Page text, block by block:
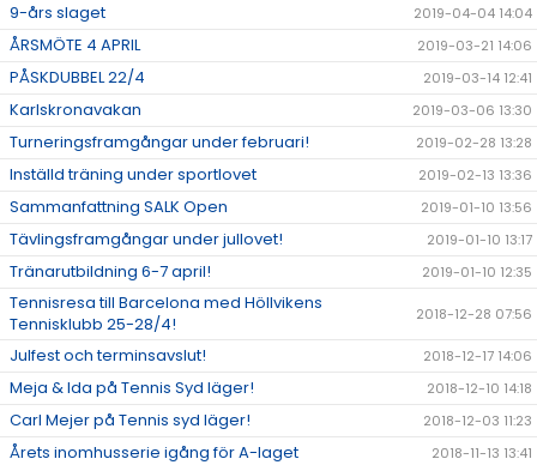
9-års slaget 2019-04-04 14:04
ÅRSMÖTE 4 APRIL 2019-03-21 14:06
PÅSKDUBBEL 22/4 2019-03-14 12:41
Karlskronavakan 2019-03-06 13:30
Turneringsframgångar under februari! 2019-02-28 13:28
Inställd träning under sportlovet 2019-02-13 13:36
Sammanfattning SALK Open 2019-01-10 13:56
Tävlingsframgångar under jullovet! 2019-01-10 13:17
Tränarutbildning 6-7 april! 2019-01-10 12:35
Tennisresa till Barcelona med Höllvikens
Tennisklubb 25-28/4!
2018-12-28 07:56
Julfest och terminsavslut! 2018-12-17 14:06
Meja & Ida på Tennis Syd läger! 2018-12-10 14:18
Carl Mejer på Tennis syd läger! 2018-12-03 11:23
Årets inomhusserie igång för A-laget 2018-11-13 13:41